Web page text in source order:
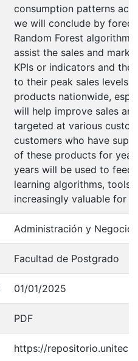
consumption patterns
we will conclude by
Random Forest
assist the sales and
KPIs or indicators and
to their peak sales levels,
products nationwide,
will help improve sales
targeted at various
customers who have
of these products for
years will be used to feed
learning algorithms, tools
increasingly valuable for
Administración y
Facultad de Postgrado
01/01/2025
PDF
https://